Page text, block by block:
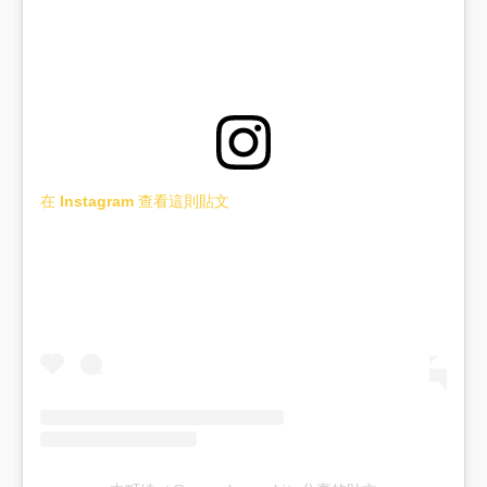
在 Instagram 查看這則貼文